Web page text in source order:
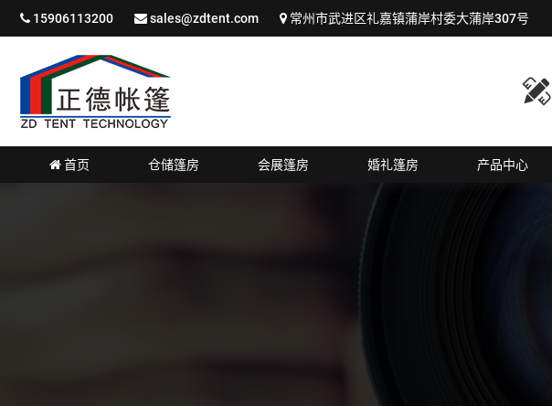
15906113200 sales@zdtent.com 常州市武进区礼嘉镇蒲岸村委大蒲岸307号

首页 仓储篷房 会展篷房 婚礼篷房 产品中心